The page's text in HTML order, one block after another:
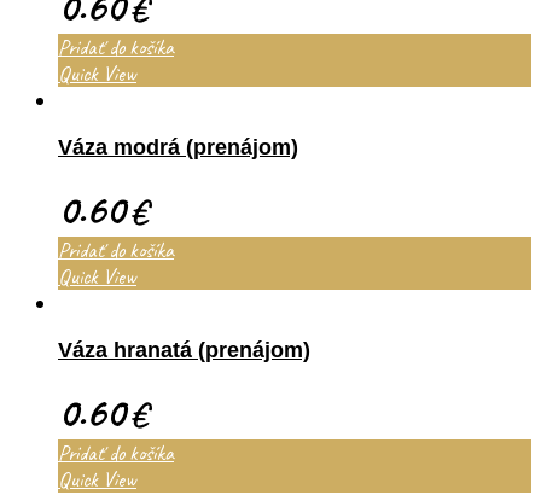
Pridať do košíka
Quick View
Váza modrá (prenájom)
0.60€
Pridať do košíka
Quick View
Váza hranatá (prenájom)
0.60€
Pridať do košíka
Quick View